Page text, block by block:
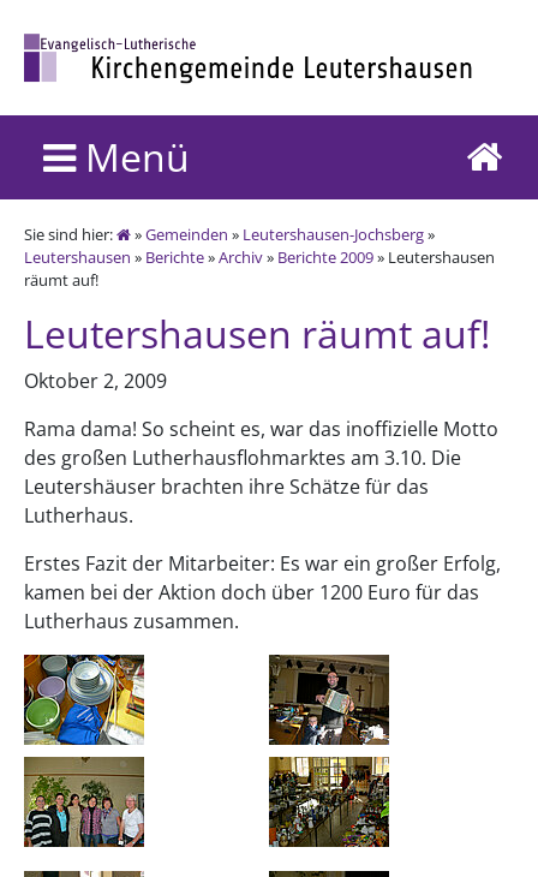
Menü
Sie sind hier: »Gemeinden » Leutershausen-Jochsberg»
Leutershausen » Berichte»Archiv» Berichte 2009» Leutershausen
räumt auf!
Leutershausen räumt auf!
Oktober 2, 2009
Rama dama! So scheint es, war das inoffizielle Motto
des großen Lutherhausflohmarktes am 3.10. Die
Leutershäuser brachten ihre Schätze für das
Lutherhaus.
Erstes Fazit der Mitarbeiter: Es war ein großer Erfolg,
kamen bei der Aktion doch über 1200 Euro für das
Lutherhaus zusammen.